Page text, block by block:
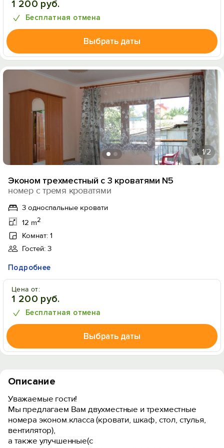
1 200 руб.
Бесплатная отмена
Выбрать даты
1/2
Эконом трехместный с 3 кроватями N5
номер с тремя кроватями
3 односпальные кровати
12 m2
Комнат: 1
Гостей: 3
Подробнее
Цена от:
1 200 руб.
Бесплатная отмена
Выбрать даты
Описание
Уважаемые гости!
Мы предлагаем Вам двухместные и трехместные
номера эконом.класса (кровати, шкаф, стол, стулья,
вентилятор),
а также улучшенные(с